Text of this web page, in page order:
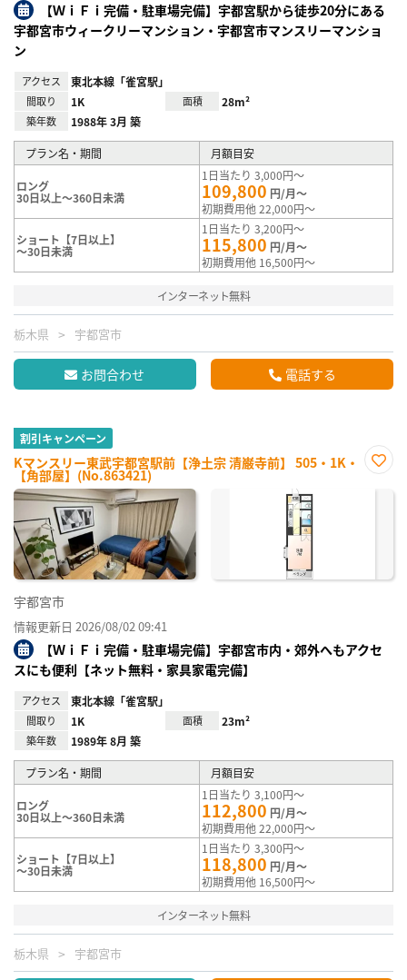
【ＷｉＦｉ完備・駐車場完備】宇都宮駅から徒歩20分にある
宇都宮市ウィークリーマンション・宇都宮市マンスリーマンショ
ン
アクセス 東北本線「雀宮駅」
間取り 1K 面積 28m²
築年数 1988年 3月 築
プラン名・期間 月額目安
ロング
30日以上～360日未満
1日当たり 3,000円～
109,800 円/月～
初期費用他 22,000円～
ショート【7日以上】
～30日未満
1日当たり 3,200円～
115,800 円/月～
初期費用他 16,500円～
インターネット無料
栃木県 宇都宮市
お問合わせ 電話する
割引キャンペーン
Kマンスリー東武宇都宮駅前【浄土宗 清巌寺前】 505・1K・
【角部屋】(No.863421)
に入
宇都宮市
情報更新日 2026/08/02 09:41
【ＷｉＦｉ完備・駐車場完備】宇都宮市内・郊外へもアクセ
スにも便利【ネット無料・家具家電完備】
アクセス 東北本線「雀宮駅」
間取り 1K 面積 23m²
築年数 1989年 8月 築
プラン名・期間 月額目安
ロング
30日以上～360日未満
1日当たり 3,100円～
112,800 円/月～
初期費用他 22,000円～
ショート【7日以上】
～30日未満
1日当たり 3,300円～
118,800 円/月～
初期費用他 16,500円～
インターネット無料
栃木県 宇都宮市